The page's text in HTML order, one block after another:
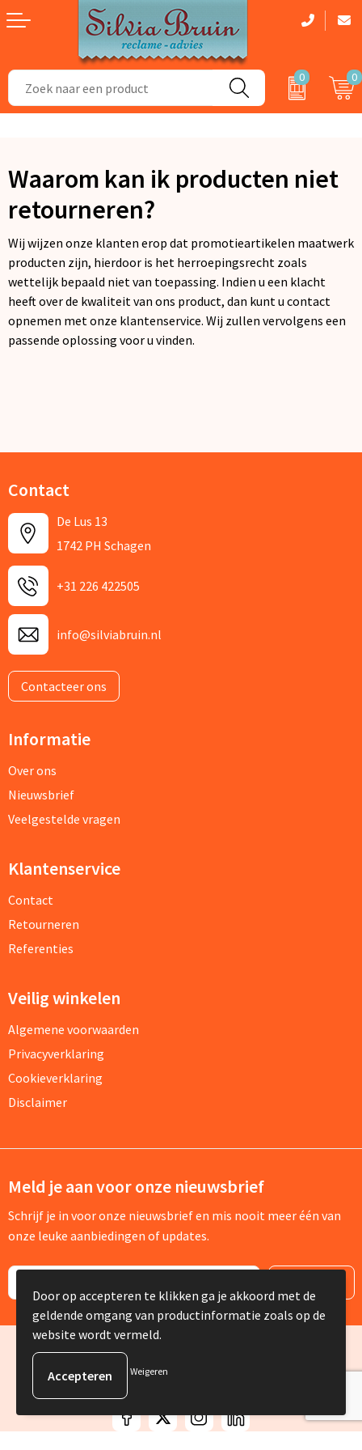
0 0
Elektronica, Gadgets en USB
Feestartikelen
Fitness
Huis, Tuin en Keuken
Kantoor en Zakelijk
Klokken, horloges en weerstations
Lampen en Gereedschap
Paraplu's
Persoonlijke verzorging
Reisbenodigdheden
Schrijfwaren
Sleutelhangers en Lanyards
Snoepgoed
Spellen voor binnen en buiten
Veiligheid, Auto en Fiets
Anti-stress
Dag van de Zorg cadeau
Kerstpakketten
Badtextiel en Douche
Gezichtsmaskers en mondkapjes
Handschoenen en Sjaals
Kledingaccessoires
Regenkleding
Caps, Hoeden en Mutsen
Waarom kan ik producten niet
retourneren?
Wij wijzen onze klanten erop dat promotieartikelen maatwerk
producten zijn, hierdoor is het herroepingsrecht zoals
wettelijk bepaald niet van toepassing. Indien u een klacht
heeft over de kwaliteit van ons product, dan kunt u contact
opnemen met onze klantenservice. Wij zullen vervolgens een
passende oplossing voor u vinden.
Contact
De Lus 13
1742 PH Schagen
+31 226 422505
info@silviabruin.nl
Contacteer ons
Informatie
Over ons
Nieuwsbrief
Veelgestelde vragen
Klantenservice
Contact
Retourneren
Referenties
Veilig winkelen
Algemene voorwaarden
Privacyverklaring
Cookieverklaring
Disclaimer
Meld je aan voor onze nieuwsbrief
Schrijf je in voor onze nieuwsbrief en mis nooit meer één van
onze leuke aanbiedingen of updates.
© Copyright Silvia Bruin reclame-advies 2025
Door op accepteren te klikken ga je akkoord met de
geldende omgang van productinformatie zoals op de
website wordt vermeld.
Weigeren